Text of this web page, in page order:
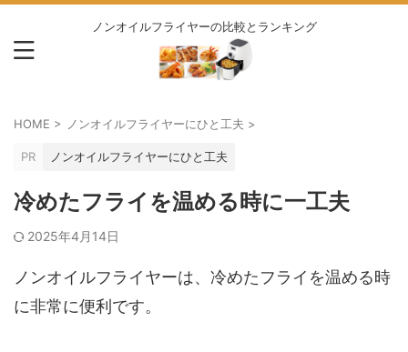
ノンオイルフライヤーの比較とランキング
HOME > ノンオイルフライヤーにひと工夫 >
PR ノンオイルフライヤーにひと工夫
冷めたフライを温める時に一工夫
2025年4月14日
ノンオイルフライヤーは、冷めたフライを温める時
に非常に便利です。